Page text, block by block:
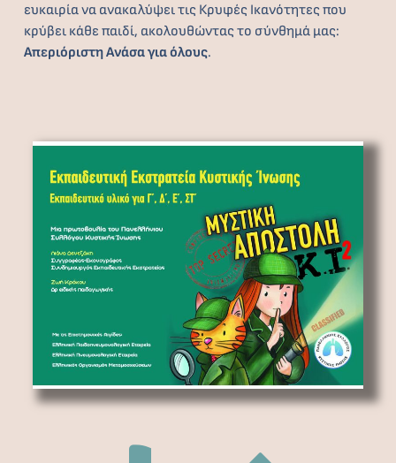
ευκαιρία να ανακαλύψει τις Κρυφές Ικανότητες που
κρύβει κάθε παιδί, ακολουθώντας το σύνθημά μας:
Απεριόριστη Ανάσα για όλους.